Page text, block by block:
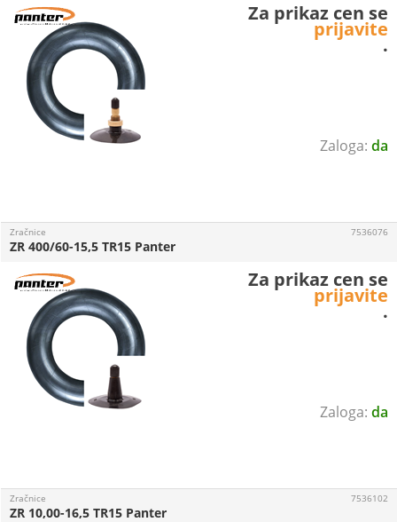
da
Za prikaz cen se
prijavite
.
da
Zračnice
ZR 400/60-15,5 TR15 Panter
7536076
Za prikaz cen se
prijavite
.
Zračnice
ZR 10,00-16,5 TR15 Panter
7536102